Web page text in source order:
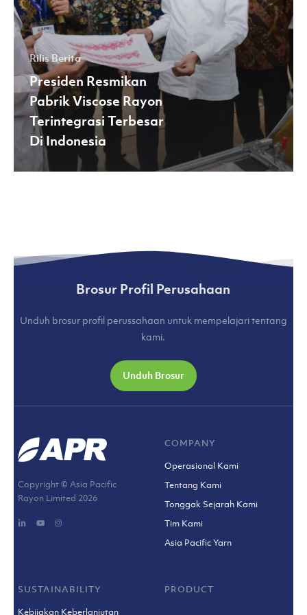
Indonesia
Rilis Berita
Presiden Resmikan
Pabrik Viscose Rayon
Terintegrasi Terbesar
Di Indonesia
Brosur Profil Perusahaan
Unduh brosur profil perussahaan untuk mempelajari tentang
kami.
Unduh Brosur
Copyright © Asia Pacific
Rayon Limited 2026
COMPANY
Operasional Kami
Tentang Kami
Tonggak Sejarah Kami
Tim Kami
Asia Pacific Yarn
SUSTAINABILITY
Kebijakan Keberlanjutan
PRODUCT